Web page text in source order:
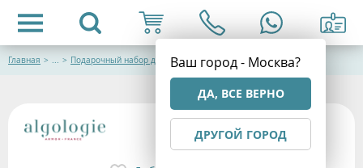
Ваш город - Москва?
ДА, ВСЕ ВЕРНО
ДРУГОЙ ГОРОД
Главная > ... > Подарочный набор для ухода за кожей лица